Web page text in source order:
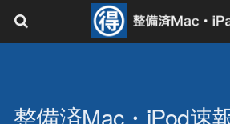
整備済Mac・iPod速